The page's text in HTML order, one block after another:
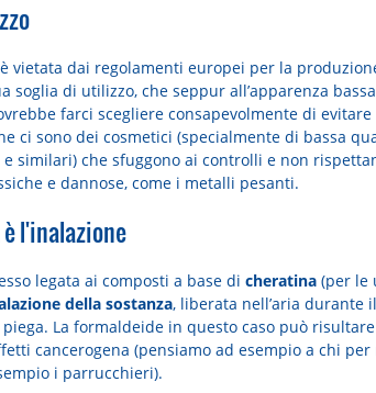
vietata dai regolamenti europei per la
soglia di utilizzo, che seppur all’apparenza
farci scegliere consapevolmente di
ci sono dei cosmetici (specialmente di bassa
similari) che sfuggono ai controlli e non
e dannose, come i metalli pesanti.
l'inalazione
legata ai composti a base di cheratina(per le
della sostanza, liberata nell’aria durante il
La formaldeide in questo caso può
cancerogena (pensiamo ad esempio a chi per
i parrucchieri).